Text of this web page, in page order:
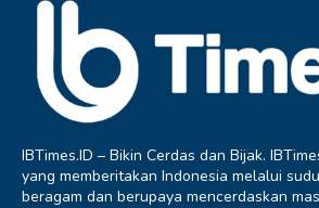
IBTimes.ID – Bikin Cerdas dan Bijak.
yang memberitakan Indonesia melalui
beragam dan berupaya mencerdaskan